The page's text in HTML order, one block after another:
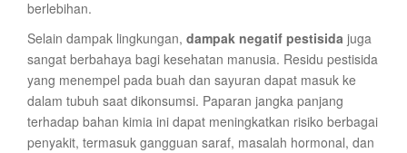
berlebihan.
Selain dampak lingkungan, dampak negatif pestisida juga
sangat berbahaya bagi kesehatan manusia. Residu pestisida
yang menempel pada buah dan sayuran dapat masuk ke
dalam tubuh saat dikonsumsi. Paparan jangka panjang
terhadap bahan kimia ini dapat meningkatkan risiko berbagai
penyakit, termasuk gangguan saraf, masalah hormonal, dan